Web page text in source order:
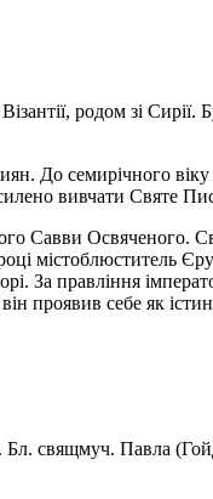
родом зі Сирії.
До семирічного
вивчати Святе
Савви Освяченого.
містоблюститель
За правління
проявив себе як
свящмуч. Павла